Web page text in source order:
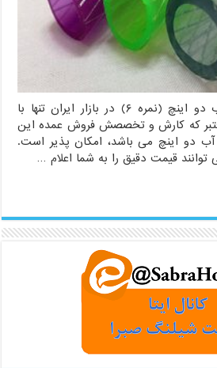
دانستن قیمت شیلنگ آب دو اینچ (نمره ۶) در بازار ایران تنها با
که کارش و تخصصش فروش عمده این
دو اینچ می باشد، امکان پذیر است.
قیمت دقیق را به شما اعلام …